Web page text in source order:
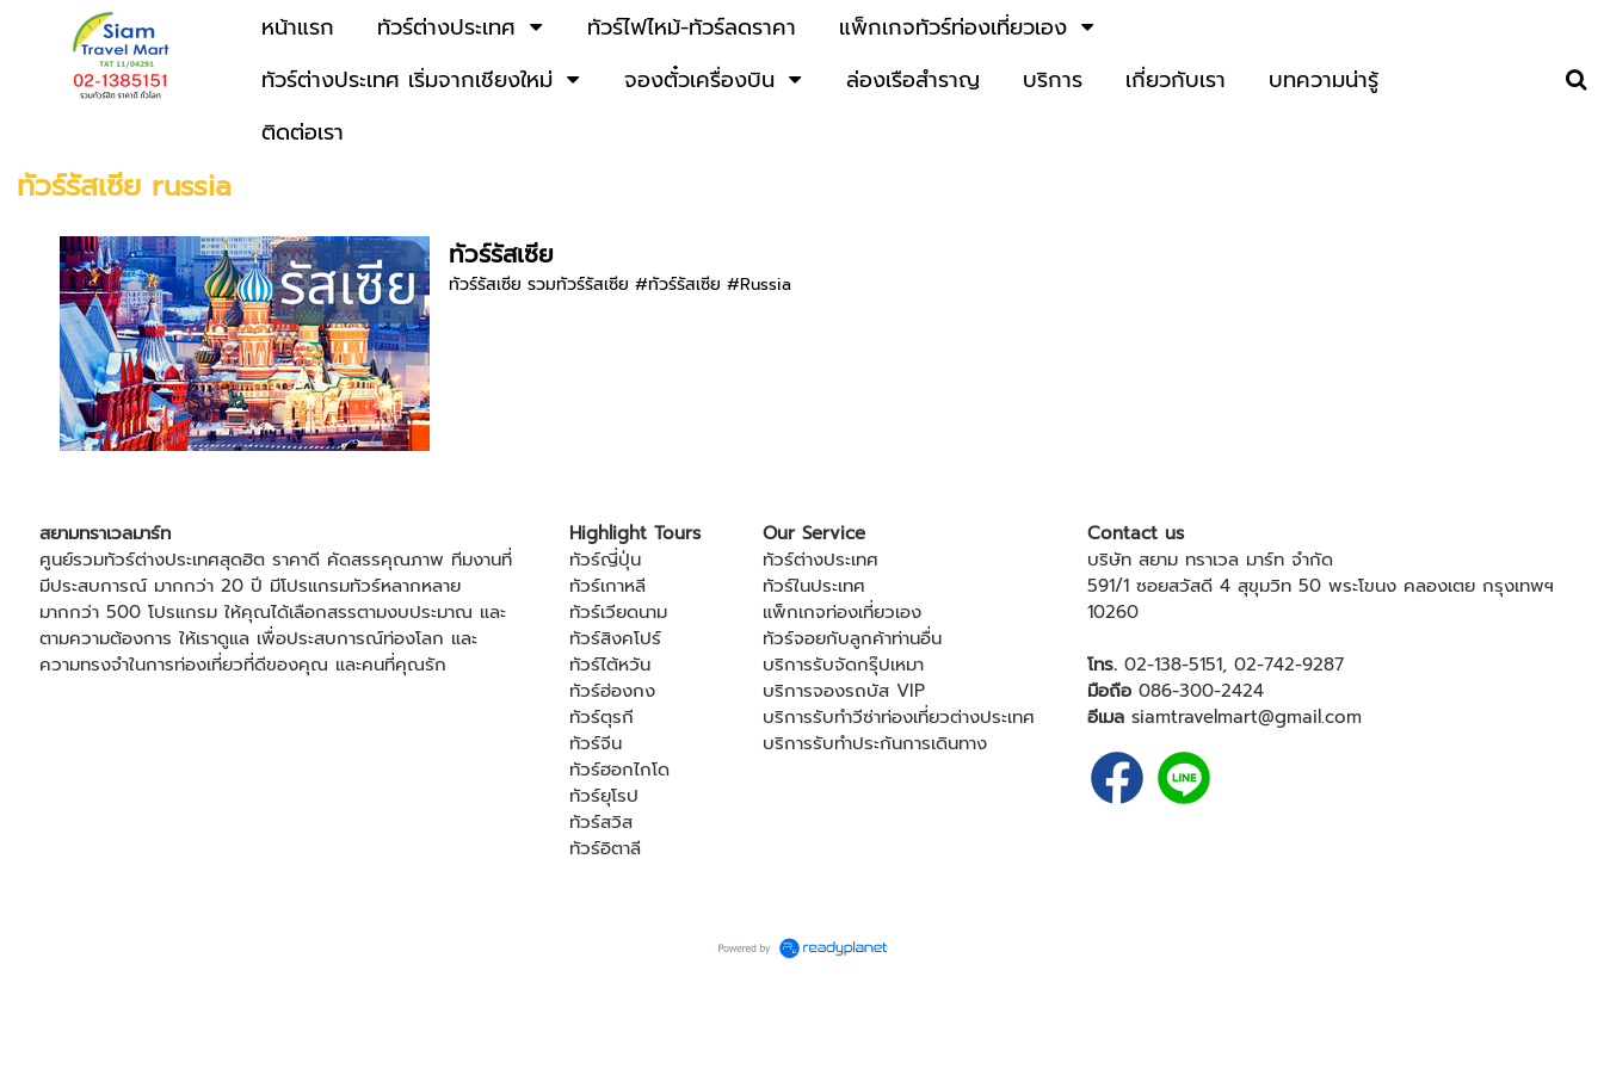
หน้าแรก ทัวร์ต่างประเทศ ทัวร์ไฟไหม้-ทัวร์ลดราคา
แพ็กเกจทัวร์ท่องเที่ยวเอง
ทัวร์ต่างประเทศ เริ่มจากเชียงใหม่
จองตั๋วเครื่องบิน ล่องเรือสำราญ บริการ เกี่ยวกับเรา
บทความน่ารู้
ติดต่อเรา
ทัวร์รัสเซีย russia
ทัวร์รัสเซีย
ทัวร์รัสเซีย รวมทัวร์รัสเซีย #ทัวร์รัสเซีย #Russia
สยามทราเวลมาร์ท
ศูนย์รวมทัวร์ต่างประเทศสุดฮิต ราคาดี คัดสรรคุณภาพ ทีมงานที่
มีประสบการณ์ มากกว่า 20 ปี มีโปรแกรมทัวร์หลากหลาย
มากกว่า 500 โปรแกรม ให้คุณได้เลือกสรรตามงบประมาณ และ
ตามความต้องการ ให้เราดูแล เพื่อประสบการณ์ท่องโลก และ
ความทรงจำในการท่องเที่ยวที่ดีของคุณ และคนที่คุณรัก
Highlight Tours
ทัวร์ญี่ปุ่น
ทัวร์เกาหลี
ทัวร์เวียดนาม
ทัวร์สิงคโปร์
ทัวร์ไต้หวัน
ทัวร์ฮ่องกง
ทัวร์ตุรกี
ทัวร์จีน
ทัวร์ฮอกไกโด
ทัวร์ยุโรป
ทัวร์สวิส
ทัวร์อิตาลี
Our Service
ทัวร์ต่างประเทศ
ทัวร์ในประเทศ
แพ็กเกจท่องเที่ยวเอง
ทัวร์จอยกับลูกค้าท่านอื่น
บริการรับจัดกรุ๊ปเหมา
บริการจองรถบัส VIP
บริการรับทำวีซ่าท่องเที่ยวต่างประเทศ
บริการรับทำประกันการเดินทาง
Contact us
บริษัท สยาม ทราเวล มาร์ท จำกัด
591/1 ซอยสวัสดี 4 สุขุมวิท 50 พระโขนง คลองเตย กรุงเทพฯ
10260
โทร. 02-138-5151, 02-742-9287
มือถือ 086-300-2424
อีเมล siamtravelmart@gmail.com